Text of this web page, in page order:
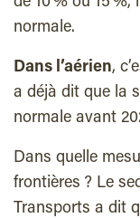
normale.
Dans l’aérien,
a déjà dit que la
normale avant
Dans quelle
frontières ? Le
Transports a dit